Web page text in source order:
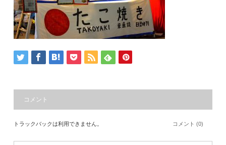
コメント
トラックバックは利用できません。 コメント (0)